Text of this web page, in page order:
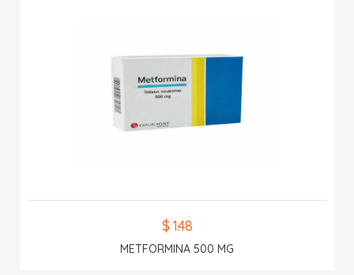
$ 1.48
METFORMINA 500 MG